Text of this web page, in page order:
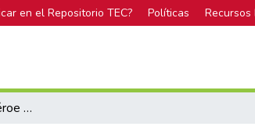
en el Repositorio TEC? Políticas Recursos
¿Cómo sobrevive un héroe en la sociedad costarricense? Juan Rafael Mora, 156 años de altibajos heroicos